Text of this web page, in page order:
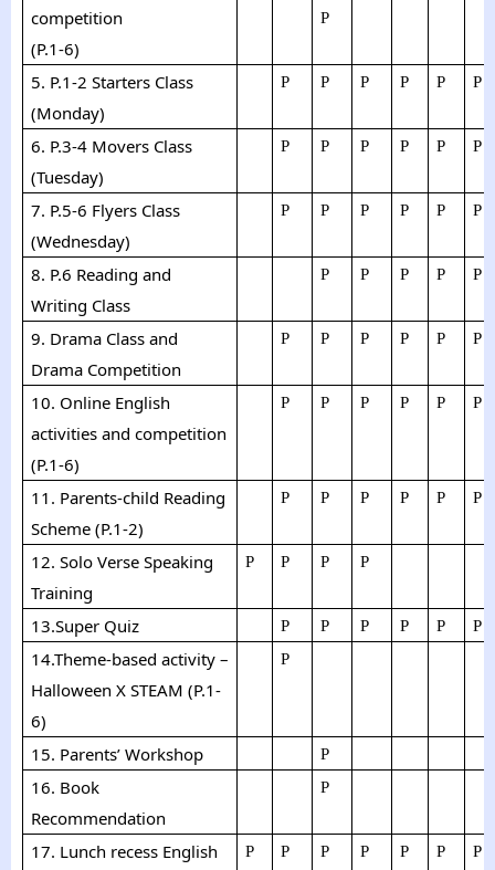
competition
(P.1-6)
P
5. P.1-2 Starters Class
(Monday)
P P P P P P
6. P.3-4 Movers Class
(Tuesday)
P P P P P P
7. P.5-6 Flyers Class
(Wednesday)
P P P P P P
8. P.6 Reading and
Writing Class
P P P P P
9. Drama Class and
Drama Competition
P P P P P P
10. Online English
activities and competition
(P.1-6)
P P P P P P
11 . Parents-child Reading
Scheme (P.1-2)
P P P P P P
12. Solo Verse Speaking
Training
P P P P
13.Super Quiz P P P P P P
14.Theme-based activity –
Halloween X STEAM (P.1-
6)
P
15. Parents’ Workshop P
16. Book
Recommendation
P
17. Lunch recess English
P P P P P P P